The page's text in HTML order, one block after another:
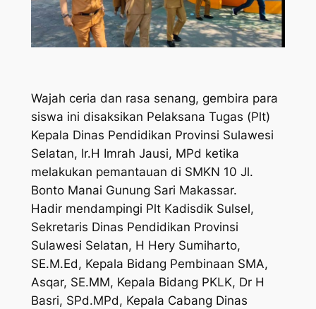
Wajah ceria dan rasa senang, gembira para
siswa ini disaksikan Pelaksana Tugas (Plt)
Kepala Dinas Pendidikan Provinsi Sulawesi
Selatan, Ir.H Imrah Jausi, MPd ketika
melakukan pemantauan di SMKN 10 Jl.
Bonto Manai Gunung Sari Makassar.
Hadir mendampingi Plt Kadisdik Sulsel,
Sekretaris Dinas Pendidikan Provinsi
Sulawesi Selatan, H Hery Sumiharto,
SE.M.Ed, Kepala Bidang Pembinaan SMA,
Asqar, SE.MM, Kepala Bidang PKLK, Dr H
Basri, SPd.MPd, Kepala Cabang Dinas